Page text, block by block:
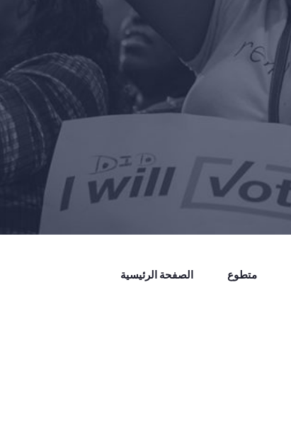
الصفحة الرئيسية متطوع